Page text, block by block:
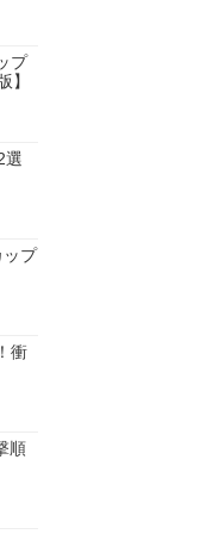
プ
】
選
ップ
衝
順